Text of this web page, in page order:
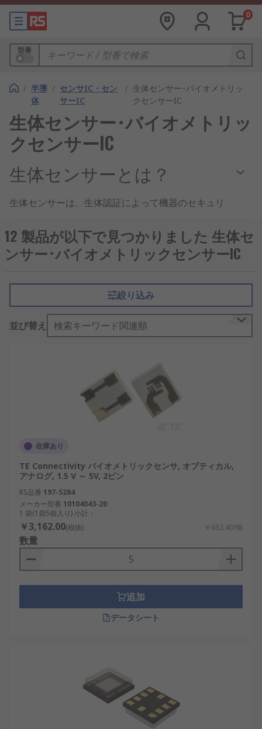
0
型番
/ 半導
体
/ センサIC・セン
サーIC
/ 生体センサー･バイオメトリッ
クセンサーIC
生体センサー･バイオメトリッ
クセンサーIC
生体センサーとは？
生体センサーは、生体認証によって機器のセキュリ
す。指紋や顔認識などの生体認証は、セキュリティ
を確保し、機器の識別と認証を向上させて、ユーザ
ーにとって最高セキュリティを実現するのに最適な
生体センサーの動作
生体センサーは、 指紋センサなどのデバイスを介し
か、また本人であるかどうかを判断します。 これら
はすべてリアルタイムで実行されます。
生体センサーの用途
スマートフォンやタブレット
ネットワークやコンピュータのセキュリティ
政府や軍事機関の身分証明
アクセスID
12 製品が以下で見つかりました 生体セ
ンサー･バイオメトリックセンサーIC
絞り込み
並び替え 検索キーワード関連順
在庫あり
TE Connectivity バイオメトリックセンサ, オプティカル,
アナログ, 1.5 V ～ 5V, 2ピン
RS品番 197-5284
メーカー型番 10104043-20
1 袋(1袋5個入り) 小計：
￥3,162.00(税抜) ￥632.40/個
数量
追加
データシート